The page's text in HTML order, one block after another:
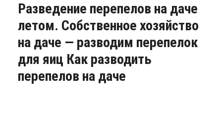
Разведение перепелов на даче
летом. Собственное хозяйство
на даче — разводим перепелок
для яиц Как разводить
перепелов на даче